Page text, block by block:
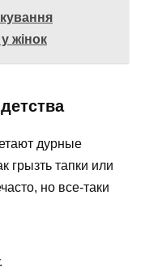
жінок
дурные
грызть тапки или
но все-таки